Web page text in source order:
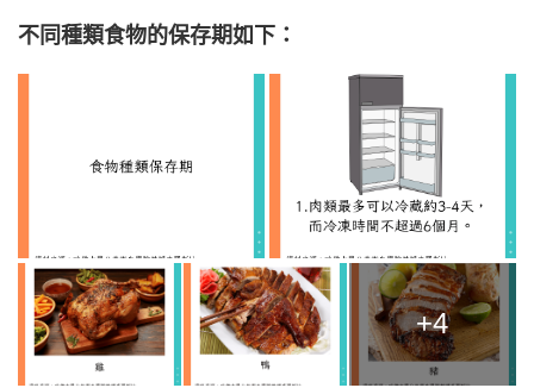
不同種類食物的保存期如下：
+4